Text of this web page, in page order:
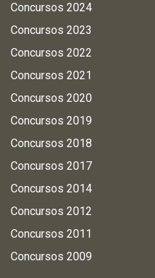
Concursos 2024
Concursos 2023
Concursos 2022
Concursos 2021
Concursos 2020
Concursos 2019
Concursos 2018
Concursos 2017
Concursos 2014
Concursos 2012
Concursos 2011
Concursos 2009